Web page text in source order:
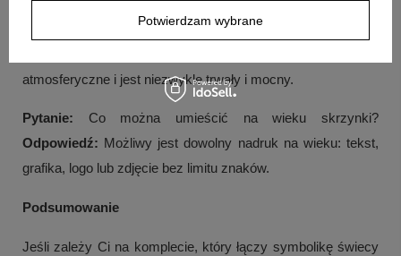
Czy druk UV jest odporny na warunki
atmosferyczne i jest niezwykle trwały i mocny.
Pytanie: Co można umieścić na wieku skrzynki?
Odpowiedź: Możliwy jest dowolny nadruk na wieku: tekst,
grafika, logo lub zdjęcie bez limitu znaków.
Podsumowanie
Jeśli zależy Ci na komplecie, który łączy symbolikę świecy
Potwierdzam wybrane